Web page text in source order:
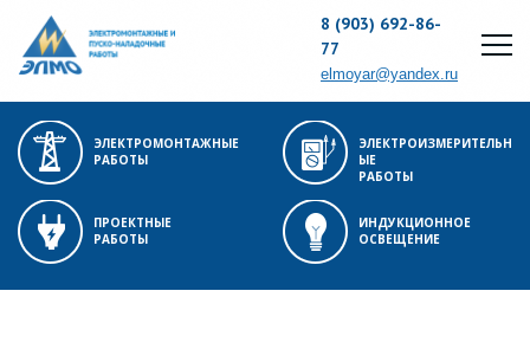
8 (903) 692-86-
77
elmoyar@yandex.ru
ЭЛЕКТРОМОНТАЖНЫЕ
РАБОТЫ
ЭЛЕКТРОИЗМЕРИТЕЛЬН
ЫЕ
РАБОТЫ
ПРОЕКТНЫЕ
РАБОТЫ
ИНДУКЦИОННОЕ
ОСВЕЩЕНИЕ